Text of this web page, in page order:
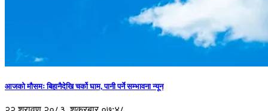
आजको मौसमः बिहानैदेखि चर्को घाम, पानी पर्ने सम्भावना न्यून